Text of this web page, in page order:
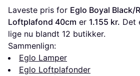
Laveste pris for Eglo Boyal Black/
Loftplafond 40cm er 1.155 kr. Det
lige nu blandt 12 butikker.
Sammenlign:
Eglo Lamper
Eglo Loftplafonder